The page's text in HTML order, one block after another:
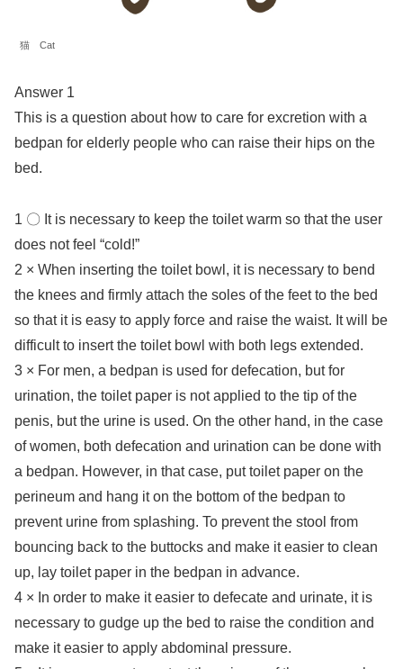
猫 Cat
Answer 1
This is a question about how to care for excretion with a
bedpan for elderly people who can raise their hips on the
bed.
1 〇 It is necessary to keep the toilet warm so that the user
does not feel “cold!”
2 × When inserting the toilet bowl, it is necessary to bend
the knees and firmly attach the soles of the feet to the bed
so that it is easy to apply force and raise the waist. It will be
difficult to insert the toilet bowl with both legs extended.
3 × For men, a bedpan is used for defecation, but for
urination, the toilet paper is not applied to the tip of the
penis, but the urine is used. On the other hand, in the case
of women, both defecation and urination can be done with
a bedpan. However, in that case, put toilet paper on the
perineum and hang it on the bottom of the bedpan to
prevent urine from splashing. To prevent the stool from
bouncing back to the buttocks and make it easier to clean
up, lay toilet paper in the bedpan in advance.
4 × In order to make it easier to defecate and urinate, it is
necessary to gudge up the bed to raise the condition and
make it easier to apply abdominal pressure.